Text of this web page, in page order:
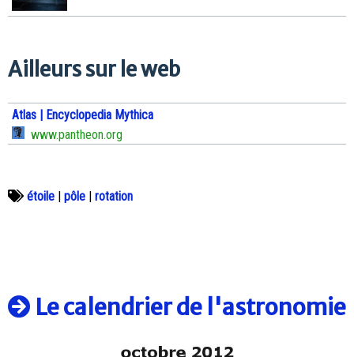
Ailleurs sur le web
Atlas | Encyclopedia Mythica
www.pantheon.org
étoile | pôle | rotation
Le calendrier de l'astronomie